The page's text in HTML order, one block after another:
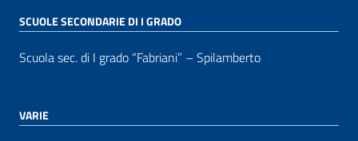
SCUOLE SECONDARIE DI I GRADO
Scuola sec. di I grado “Fabriani” – Spilamberto
VARIE